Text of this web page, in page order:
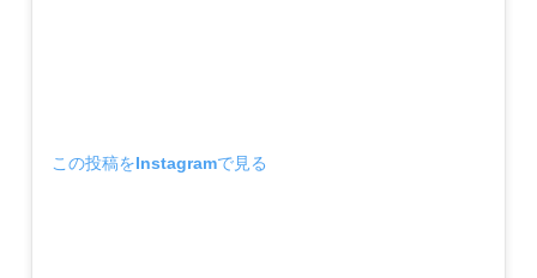
この投稿をInstagramで見る